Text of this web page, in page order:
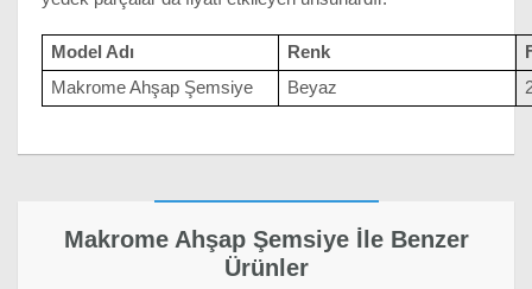
Model Adı Renk
Makrome Ahşap Şemsiye
Beyaz
· Yorumlar
Makrome Ahşap Şemsiye İle Benzer
Ürünler